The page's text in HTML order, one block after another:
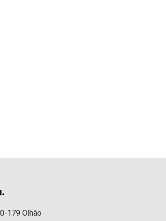
179 Olhão